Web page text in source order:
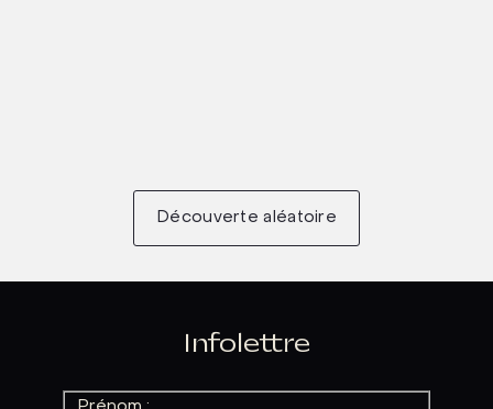
Découverte aléatoire
Infolettre